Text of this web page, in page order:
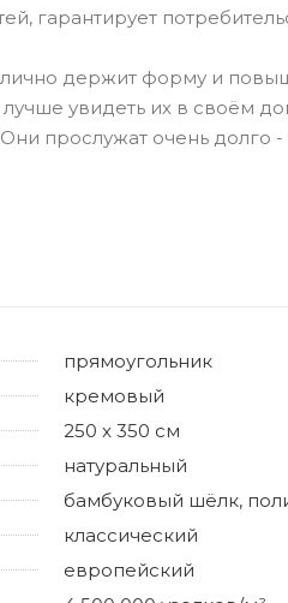
гарантирует
держит форму и
увидеть их в своём
прослужат очень долго
прямоугольник
кремовый
250 x 350 см
натуральный
бамбуковый шёлк,
классический
европейский